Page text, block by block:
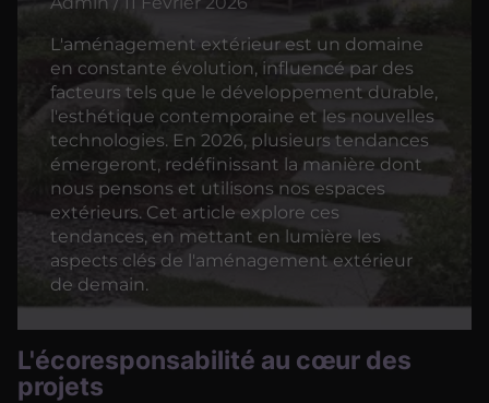
L'aménagement extérieur est un domaine
en constante évolution, influencé par des
facteurs tels que le développement durable,
l'esthétique contemporaine et les nouvelles
technologies. En 2026, plusieurs tendances
émergeront, redéfinissant la manière dont
nous pensons et utilisons nos espaces
extérieurs. Cet article explore ces
tendances, en mettant en lumière les
aspects clés de l'aménagement extérieur
de demain.
L'écoresponsabilité au cœur des
projets